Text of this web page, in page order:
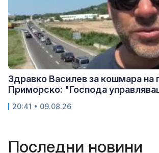
Здравко Василев за кошмара на
Приморско: "Господа
20:41 • 09.08.26
Последни новини